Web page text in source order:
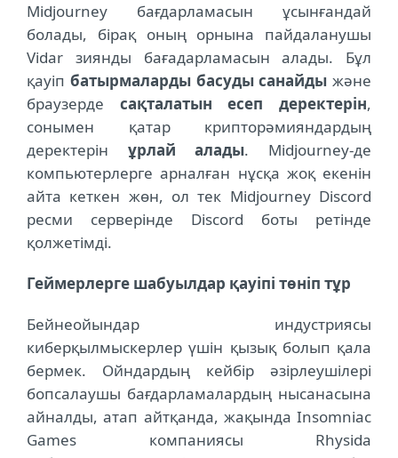
Midjourney бағдарламасын ұсынғандай
болады, бірақ оның орнына пайдаланушы
Vidar зиянды бағадарламасын алады. Бұл
қауіп батырмаларды басуды санайды және
браузерде сақталатын есеп деректерін,
сонымен қатар крипторәмияндардың
деректерін ұрлай алады. Midjourney-де
компьютерлерге арналған нұсқа жоқ екенін
айта кеткен жөн, ол тек Midjourney Discord
ресми серверінде Discord боты ретінде
қолжетімді.
Геймерлерге шабуылдар қауіпі төніп тұр
Бейнеойындар индустриясы
киберқылмыскерлер үшін қызық болып қала
бермек. Ойндардың кейбір әзірлеушілері
бопсалаушы бағдарламалардың нысанасына
айналды, атап айтқанда, жақында Insomniac
Games компаниясы Rhysida